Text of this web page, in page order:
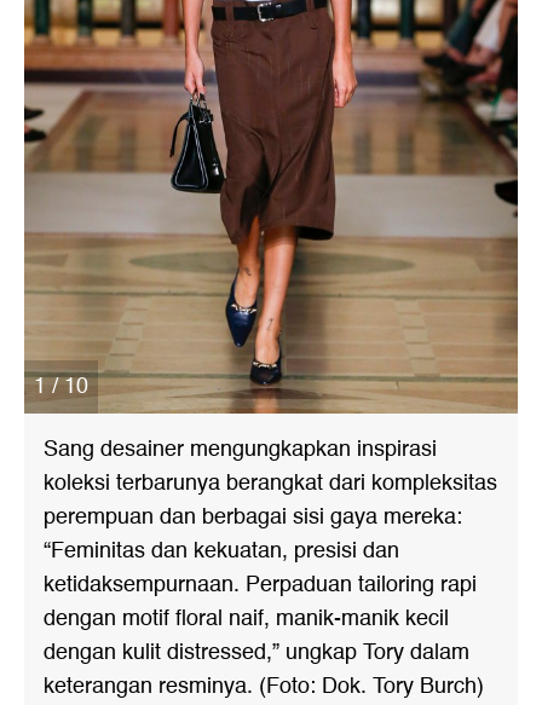
1 / 10
Sang desainer mengungkapkan inspirasi
koleksi terbarunya berangkat dari kompleksitas
perempuan dan berbagai sisi gaya mereka:
“Feminitas dan kekuatan, presisi dan
ketidaksempurnaan. Perpaduan tailoring rapi
dengan motif floral naif, manik-manik kecil
dengan kulit distressed,” ungkap Tory dalam
keterangan resminya. (Foto: Dok. Tory Burch)